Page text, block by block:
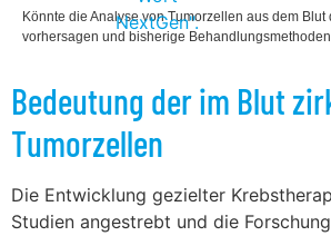
Könnte die Analyse von Tumorzellen aus dem
vorhersagen und bisherige
Bedeutung der im Blut
Tumorzellen
Die Entwicklung gezielter
Studien angestrebt und die